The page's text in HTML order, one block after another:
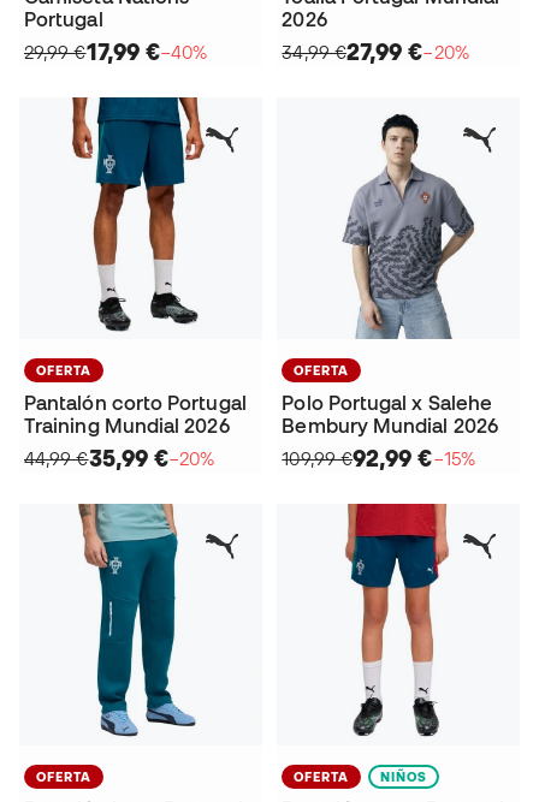
Portugal
29,99 €17,99 €−40%
2026
34,99 €27,99 €−20%
OFERTA
Pantalón corto Portugal
Training Mundial 2026
44,99 €35,99 €−20%
OFERTA
Polo Portugal x Salehe
Bembury Mundial 2026
109,99 €92,99 €−15%
OFERTA OFERTA NIÑOS